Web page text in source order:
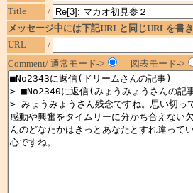
Title
/
メッセージ中には下記URLと同じURLを書
URL
/
Comment/ 通常モード->
図表モード->